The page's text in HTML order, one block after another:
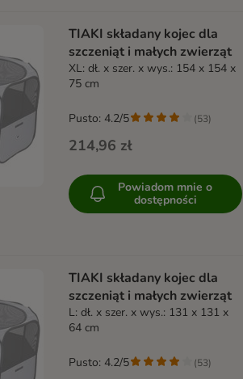
TIAKI składany kojec dla
szczeniąt i małych zwierząt
XL: dł. x szer. x wys.: 154 x 154 x
75 cm
214,96 zł
Pusto: 4.2/5 (53)
Powiadom mnie o
dostępności
TIAKI składany kojec dla
szczeniąt i małych zwierząt
L: dł. x szer. x wys.: 131 x 131 x
64 cm
Pusto: 4.2/5 (53)